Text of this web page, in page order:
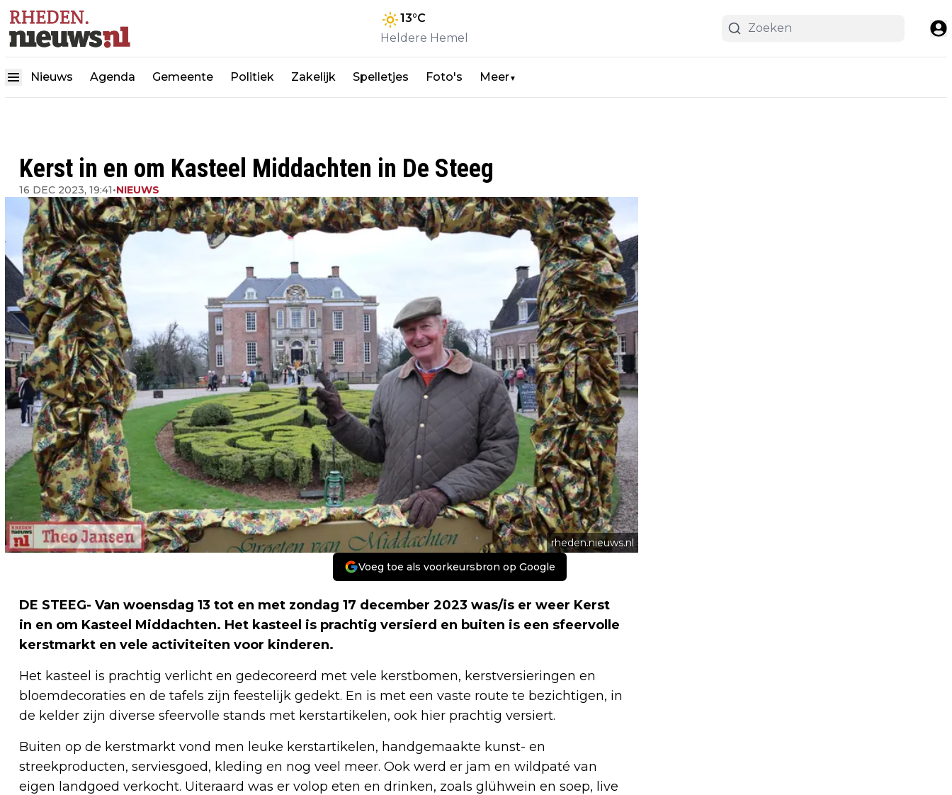
13°C
Heldere Hemel
Nieuws Agenda Gemeente Politiek Zakelijk Spelletjes Foto's Meer▼
Kerst in en om Kasteel Middachten in De Steeg
16 DEC 2023, 19:41•NIEUWS
rheden.nieuws.nl
Voeg toe als voorkeursbron op Google
DE STEEG- Van woensdag 13 tot en met zondag 17 december 2023 was/is er weer Kerst
in en om Kasteel Middachten. Het kasteel is prachtig versierd en buiten is een sfeervolle
kerstmarkt en vele activiteiten voor kinderen.
Het kasteel is prachtig verlicht en gedecoreerd met vele kerstbomen, kerstversieringen en
bloemdecoraties en de tafels zijn feestelijk gedekt. En is met een vaste route te bezichtigen, in
de kelder zijn diverse sfeervolle stands met kerstartikelen, ook hier prachtig versiert.
Buiten op de kerstmarkt vond men leuke kerstartikelen, handgemaakte kunst- en
streekproducten, serviesgoed, kleding en nog veel meer. Ook werd er jam en wildpaté van
eigen landgoed verkocht. Uiteraard was er volop eten en drinken, zoals glühwein en soep, live